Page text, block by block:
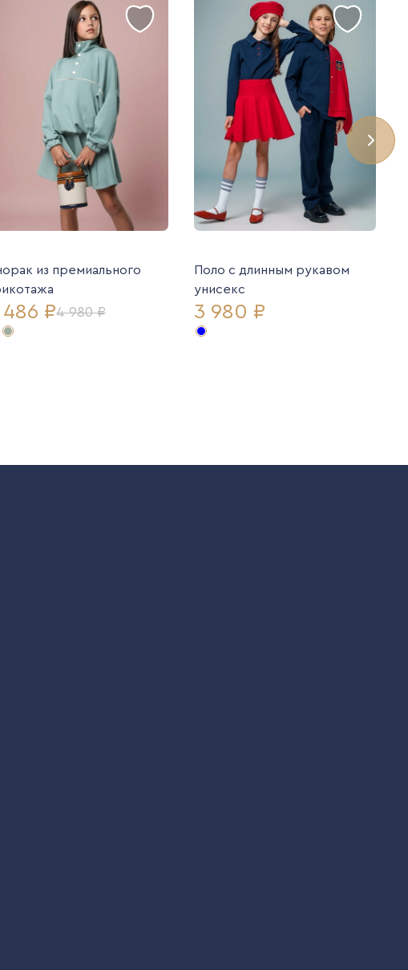
из премиального
486 ₽4 980 ₽
Поло с длинным рукавом
унисекс
3 980 ₽